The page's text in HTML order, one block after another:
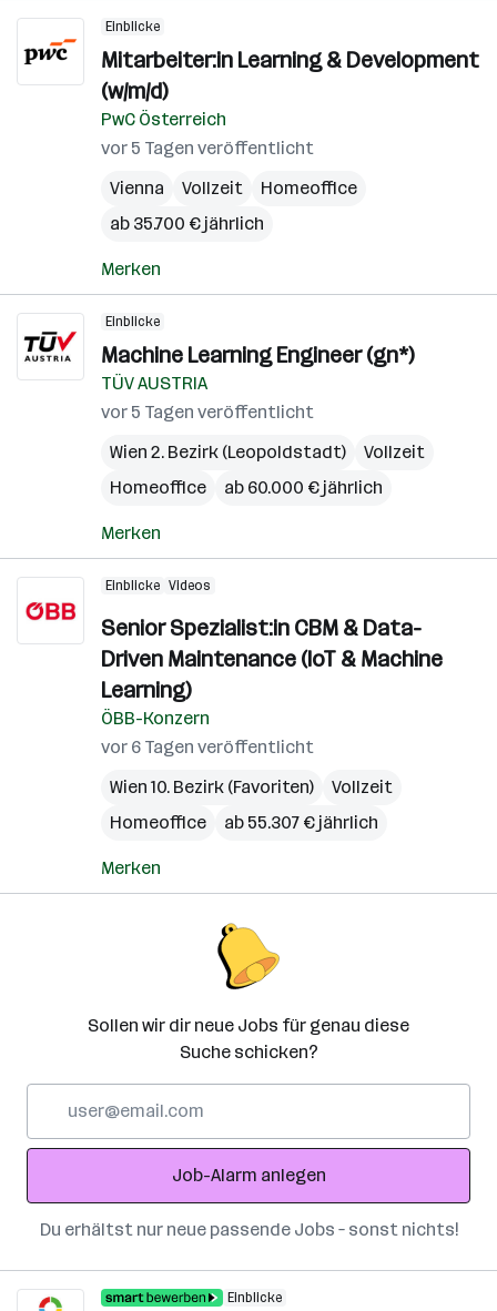
Einblicke
Mitarbeiter:in Learning & Development
(w/m/d)
PwC Österreich
vor 5 Tagen veröffentlicht
Vienna
Vollzeit
Homeoffice
ab 35.700 € jährlich
Merken
Einblicke
Machine Learning Engineer (gn*)
TÜV AUSTRIA
vor 5 Tagen veröffentlicht
Wien 2. Bezirk (Leopoldstadt)
Vollzeit
Homeoffice
ab 60.000 € jährlich
Merken
Einblicke Videos
Senior Spezialist:in CBM & Data-
Driven Maintenance (IoT & Machine
Learning)
ÖBB-Konzern
vor 6 Tagen veröffentlicht
Wien 10. Bezirk (Favoriten)
Vollzeit
Homeoffice
ab 55.307 € jährlich
Merken
Sollen wir dir neue Jobs für genau diese
Suche schicken?
Adresse
Job-Alarm anlegen
Du erhältst nur neue passende Jobs – sonst nichts!
Einblicke